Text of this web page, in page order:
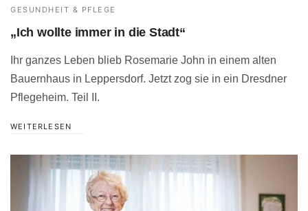
GESUNDHEIT & PFLEGE
„Ich wollte immer in die Stadt“
Ihr ganzes Leben blieb Rosemarie John in einem alten
Bauernhaus in Leppersdorf. Jetzt zog sie in ein Dresdner
Pflegeheim. Teil II.
WEITERLESEN